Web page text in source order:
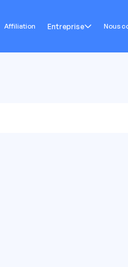
Affiliation Entreprise Nous